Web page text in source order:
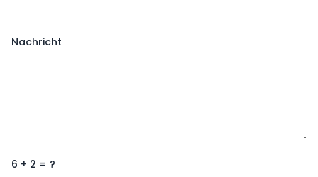
Nachricht
6 + 2 = ?